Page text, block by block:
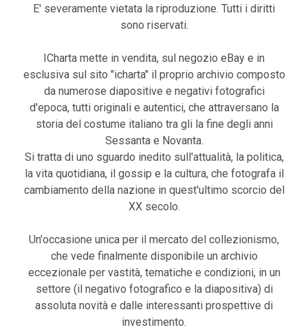
E' severamente vietata la riproduzione. Tutti i diritti
sono riservati.
ICharta mette in vendita, sul negozio eBay e in
esclusiva sul sito "icharta" il proprio archivio composto
da numerose diapositive e negativi fotografici
d'epoca, tutti originali e autentici, che attraversano la
storia del costume italiano tra gli la fine degli anni
Sessanta e Novanta.
Si tratta di uno sguardo inedito sull'attualità, la politica,
la vita quotidiana, il gossip e la cultura, che fotografa il
cambiamento della nazione in quest'ultimo scorcio del
XX secolo.
Un'occasione unica per il mercato del collezionismo,
che vede finalmente disponibile un archivio
eccezionale per vastità, tematiche e condizioni, in un
settore (il negativo fotografico e la diapositiva) di
assoluta novità e dalle interessanti prospettive di
investimento.